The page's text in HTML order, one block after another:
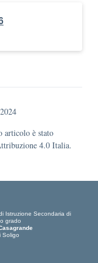
articolo è stato
4.0 Italia.
Istruzione Secondaria di
grado
Soligo